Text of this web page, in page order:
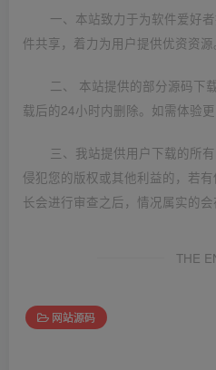
一、本站致力于为软件爱好
件共享，着力为用户提供优资资源
二、 本站提供的部分源码下
载后的24小时内删除。如需体验
三、我站提供用户下载的所
侵犯您的版权或其他利益的，若
长会进行审查之后，情况属实的会
THE
网站源码